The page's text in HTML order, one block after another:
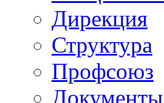
Дирекция
Структура
Профсоюз
Документы